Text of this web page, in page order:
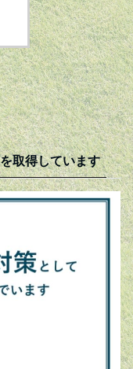
取得しています